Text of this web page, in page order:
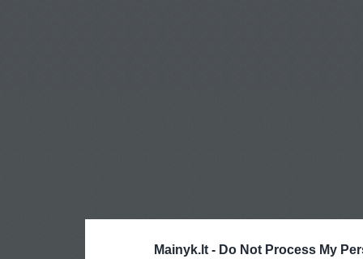
Mainyk.lt - Do Not Process My